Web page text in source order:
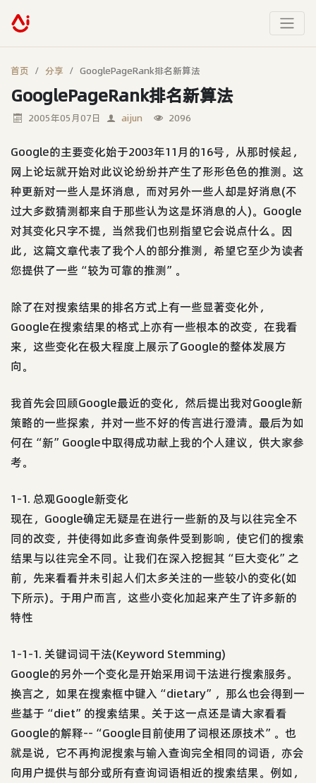
首页 分享 GooglePageRank排名新算法
GooglePageRank排名新算法
2005年05月07日 aijun 2096
Google的主要变化始于2003年11月的16号，从那时候起，
网上论坛就开始对此议论纷纷并产生了形形色色的推测。这
种更新对一些人是坏消息，而对另外一些人却是好消息(不
过大多数猜测都来自于那些认为这是坏消息的人)。Google
对其变化只字不提，当然我们也别指望它会说点什么。因
此，这篇文章代表了我个人的部分推测，希望它至少为读者
您提供了一些“较为可靠的推测”。
除了在对搜索结果的排名方式上有一些显著变化外，
Google在搜索结果的格式上亦有一些根本的改变，在我看
来，这些变化在极大程度上展示了Google的整体发展方
向。
我首先会回顾Google最近的变化，然后提出我对Google新
策略的一些探索，并对一些不好的传言进行澄清。最后为如
何在“新”Google中取得成功献上我的个人建议，供大家参
考。
1-1. 总观Google新变化
现在，Google确定无疑是在进行一些新的及与以往完全不
同的改变，并使得如此多查询条件受到影响，使它们的搜索
结果与以往完全不同。让我们在深入挖掘其“巨大变化”之
前，先来看看并未引起人们太多关注的一些较小的变化(如
下所示)。于用户而言，这些小变化加起来产生了许多新的
特性
1-1-1. 关键词词干法(Keyword Stemming)
Google的另外一个变化是开始采用词干法进行搜索服务。
换言之，如果在搜索框中键入“dietary”，那么也会得到一
些基于“diet”的搜索结果。关于这一点还是请大家看看
Google的解释--“Google目前使用了词根还原技术”。也
就是说，它不再拘泥搜索与输入查询完全相同的词语，亦会
向用户提供与部分或所有查询词语相近的搜索结果。例如，